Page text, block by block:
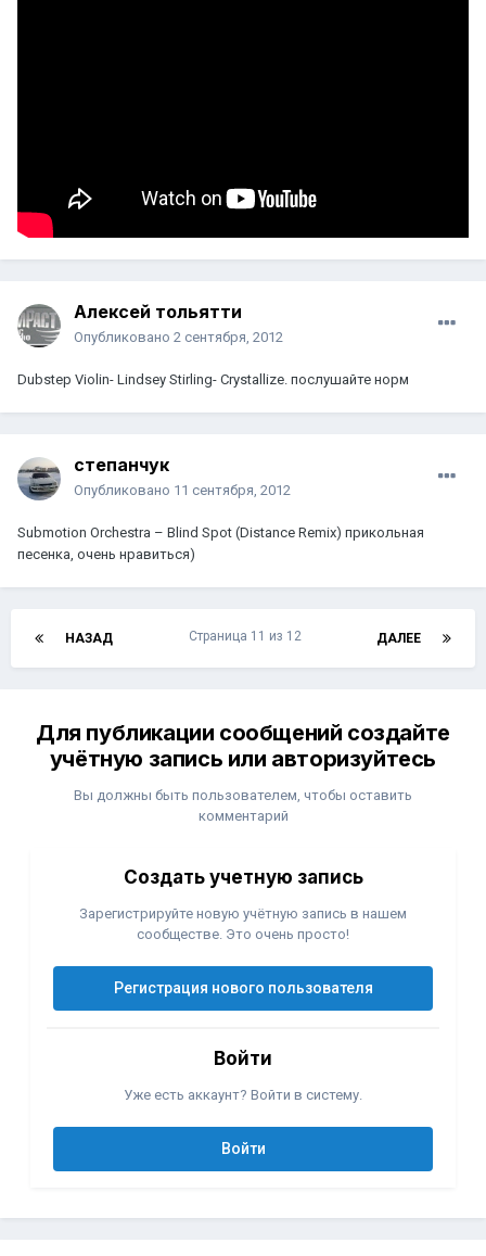
Алексей тольятти
Опубликовано 2 сентября, 2012
Dubstep Violin- Lindsey Stirling- Crystallize. послушайте норм
степанчук
Опубликовано 11 сентября, 2012
Submotion Orchestra – Blind Spot (Distance Remix) прикольная
песенка, очень нравиться)
НАЗАД ДАЛЕЕ
Страница 11 из 12
Для публикации сообщений создайте
учётную запись или авторизуйтесь
Вы должны быть пользователем, чтобы оставить
комментарий
Создать учетную запись
Зарегистрируйте новую учётную запись в нашем
сообществе. Это очень просто!
Регистрация нового пользователя
Войти
Уже есть аккаунт? Войти в систему.
Войти